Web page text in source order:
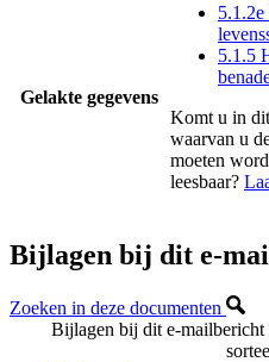
Gelakte gegevens
5.1.5
Komt u in
waarvan u
moeten
leesbaar?
Bijlagen bij dit e-
Zoeken in deze documenten
Bijlagen bij dit e-mailbericht